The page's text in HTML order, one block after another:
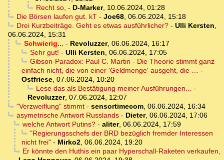
Recht so, - D-Marker, 10.06.2024, 01:28
Die Börsen laufen gut. kT- Joe68, 06.06.2024, 15:18
Drei Kurzbeiträge. Geht es etwas ausführlicher?- Ulli Kersten,
06.06.2024, 15:31
Schwierig... - Revoluzzer, 06.06.2024, 16:17
Sehr gut! - Ulli Kersten, 06.06.2024, 17:05
Gibson-Paradox: Paul C. Martin - Die Theorie stimmt ganz
einfach nicht, die von einer 'Geldmenge' ausgeht, die … -
Ostfriese, 07.06.2024, 10:20
Lese das als Bestätigung meiner Ausführungen... -
Revoluzzer, 07.06.2024, 12:07
"Verzweiflung" stimmt- sensortimecom, 06.06.2024, 16:34
asymetrische Antwort Russlands- Dieter, 06.06.2024, 17:06
welche Antwort Putins?- aliter, 06.06.2024, 17:59
"Regierungsschefs der BRD bezüglich fremder Interessen
nicht frei" - Mirko2, 06.06.2024, 19:20
Er könnte den Huthis ein paar Hyperschall-Raketen verkaufen,